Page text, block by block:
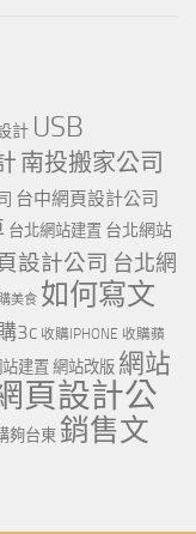
計 USB
南投搬家公司
台中網頁設計公司
台北網站建置 台北網站
設計公司 台北網
美食 如何寫文
3c 收購IPHONE 收購蘋
建置 網站改版 網站
頁設計公
夠台東 銷售文